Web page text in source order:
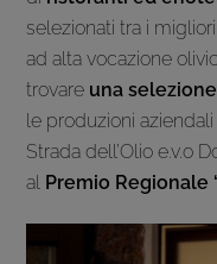
selezionati tra i
ad alta vocazione
trovare una
le produzioni
Strada dell’Olio e.v.o
al Premio Regionale